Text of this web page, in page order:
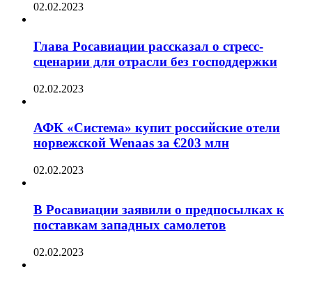
02.02.2023
Глава Росавиации рассказал о стресс-
сценарии для отрасли без господдержки
02.02.2023
АФК «Система» купит российские отели
норвежской Wenaas за €203 млн
02.02.2023
В Росавиации заявили о предпосылках к
поставкам западных самолетов
02.02.2023